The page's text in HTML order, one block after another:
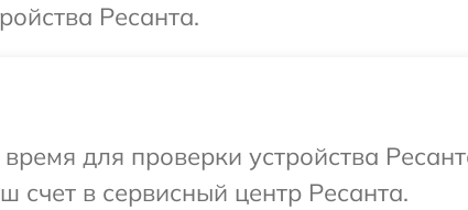
Ресанта.
для проверки устройства
счет в сервисный центр Ресанта.